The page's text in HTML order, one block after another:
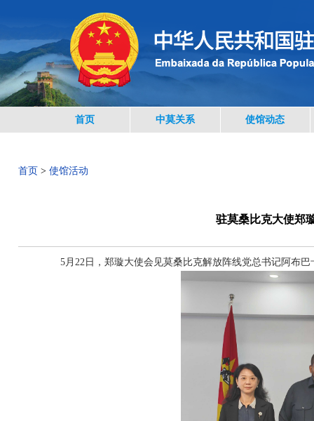
首页 中莫关系 使馆动态
首页 > 使馆活动
驻莫桑比克大使郑
5月22日，郑璇大使会见莫桑比克解放阵线党总书记阿布